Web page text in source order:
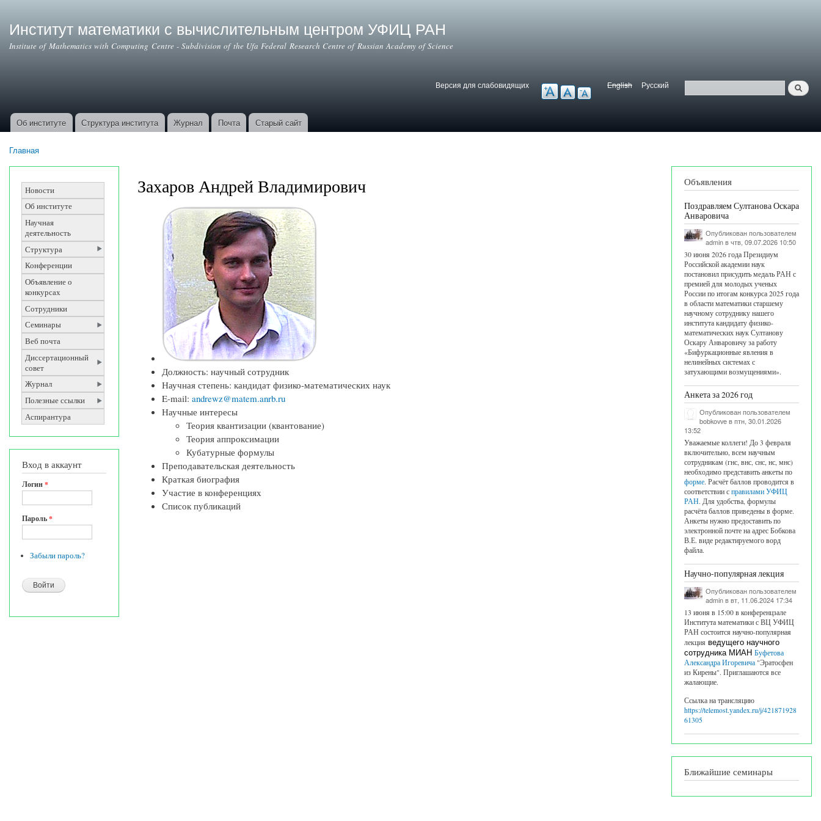
содержанию
Институт математики с вычислительным центром УФИЦ РАН
Institute of Mathematics with Computing Centre - Subdivision of the Ufa Federal Research Centre of Russian Academy of Science
Версия для слабовидящих
Версия для слабовидящих
Версия для слабовидящих
Язык
English Русский
Поиск
Найти
Основные ссылки
Об институте Структура института Журнал Почта Старый сайт
Главная
Новости
Об институте
Научная
деятельность
Структура
Конференции
Объявление о
конкурсах
Сотрудники
Семинары
Веб почта
Диссертационный
совет
Журнал
Полезные ссылки
Аспирантура
Вход в аккаунт
Логин*
Пароль*
Забыли пароль?
Захаров Андрей Владимирович
Должность: научный сотрудник
Научная степень: кандидат физико-математических наук
E-mail: andrewz@matem.anrb.ru
Научные интересы
Теория квантизации (квантование)
Теория аппроксимации
Кубатурные формулы
Преподавательская деятельность
Краткая биография
Участие в конференциях
Список публикаций
Объявления
Поздравляем Султанова Оскара
Анваровича
Опубликован пользователем
adminв чтв, 09.07.2026 10:50
30 июня 2026 года Президиум
Российской академии наук
постановил присудить медаль РАН с
премией для молодых ученых
России по итогам конкурса 2025 года
в области математики старшему
научному сотруднику нашего
института кандидату физико-
математических наук Султанову
Оскару Анваровичу за работу
«Бифуркационные явления в
нелинейных системах с
затухающими возмущениями».
Анкета за 2026 год
Опубликован пользователем
bobkovveв птн, 30.01.2026
13:52
Уважаемые коллеги! До 3 февраля
включительно, всем научным
сотрудникам (гнс, внс, снс, нс, мнс)
необходимо представить анкеты по
форме. Расчёт баллов проводится в
соответствии с правилами УФИЦ
РАН. Для удобства, формулы
расчёта баллов приведены в форме.
Анкеты нужно предоставить по
электронной почте на адрес Бобкова
В.Е. виде редактируемого ворд
файла.
Научно-популярная лекция
Опубликован пользователем
adminв вт, 11.06.2024 17:34
13 июня в 15:00 в конференцзале
Института математики с ВЦ УФИЦ
РАН состоится научно-популярная
лекция ведущего научного
сотрудника МИАН Буфетова
Александра Игоревича "Эратосфен
из Кирены". Приглашаются все
жалающие.
Ссылка на трансляцию
https://telemost.yandex.ru/j/421871928
61305
Ближайшие семинары